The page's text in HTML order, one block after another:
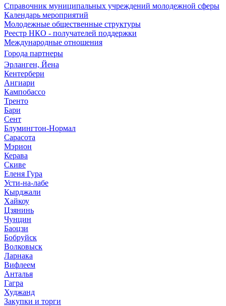
Справочник муниципальных учреждений молодежной сферы
Календарь мероприятий
Молодежные общественные структуры
Реестр НКО - получателей поддержки
Международные отношения
Города партнеры
Эрланген, Йена
Кентербери
Ангиари
Кампобассо
Тренто
Бари
Сент
Блумингтон-Нормал
Сарасота
Мэрион
Керава
Скиве
Еленя Гура
Усти-на-лабе
Кырджали
Хайкоу
Цзянинь
Чунцин
Баоцзи
Бобруйск
Волковыск
Ларнака
Вифлеем
Анталья
Гагра
Худжанд
Закупки и торги